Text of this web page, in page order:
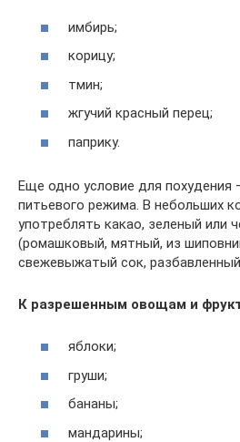
имбирь;
корицу;
тмин;
жгучий красный перец;
паприку.
Еще одно условие для похудения
питьевого режима. В небольших
употреблять какао, зеленый или
(ромашковый, мятный, из
свежевыжатый сок,
К разрешенным овощам и
яблоки;
груши;
бананы;
мандарины;